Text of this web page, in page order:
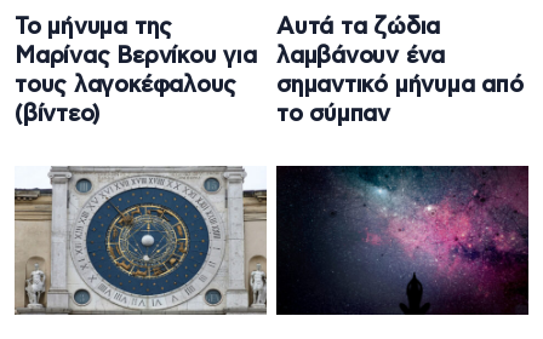
Το μήνυμα της
Μαρίνας Βερνίκου για
τους λαγοκέφαλους
(βίντεο)
Αυτά τα ζώδια
λαμβάνουν ένα
σημαντικό μήνυμα από
το σύμπαν